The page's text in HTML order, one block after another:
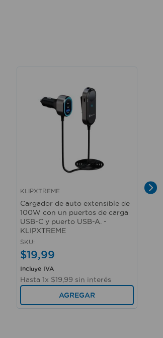
KLIPXTREME
Cargador de auto extensible de
100W con un puertos de carga
USB-C y puerto USB-A. -
KLIPXTREME
SKU:
$19,99
Incluye IVA
Hasta 1x $19,99 sin interés
AGREGAR